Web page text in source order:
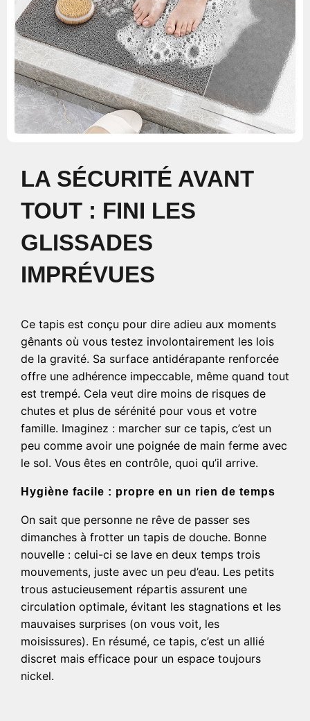
LA SÉCURITÉ AVANT
TOUT : FINI LES
GLISSADES
IMPRÉVUES
Ce tapis est conçu pour dire adieu aux moments
gênants où vous testez involontairement les lois
de la gravité. Sa surface antidérapante renforcée
offre une adhérence impeccable, même quand tout
est trempé. Cela veut dire moins de risques de
chutes et plus de sérénité pour vous et votre
famille. Imaginez : marcher sur ce tapis, c’est un
peu comme avoir une poignée de main ferme avec
le sol. Vous êtes en contrôle, quoi qu’il arrive.
Hygiène facile : propre en un rien de temps
On sait que personne ne rêve de passer ses
dimanches à frotter un tapis de douche. Bonne
nouvelle : celui-ci se lave en deux temps trois
mouvements, juste avec un peu d’eau. Les petits
trous astucieusement répartis assurent une
circulation optimale, évitant les stagnations et les
mauvaises surprises (on vous voit, les
moisissures). En résumé, ce tapis, c’est un allié
discret mais efficace pour un espace toujours
nickel.